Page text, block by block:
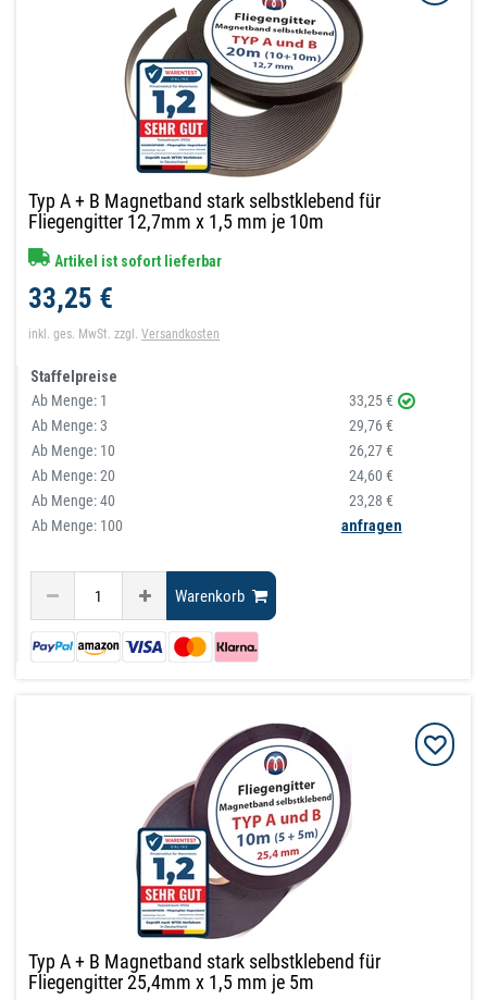
Typ A + B Magnetband stark selbstklebend für
Fliegengitter 12,7mm x 1,5 mm je 10m
Artikel ist sofort lieferbar
33,25 €
inkl. ges. MwSt. zzgl.Versandkosten
Staffelpreise
Ab Menge: 1
33,25 €
Ab Menge:3
29,76 €
Ab Menge: 10
26,27 €
Ab Menge:20
24,60 €
Ab Menge:40
23,28 €
Ab Menge: 100
anfragen
Warenkorb
Typ A + B Magnetband stark selbstklebend für
Fliegengitter 25,4mm x 1,5 mm je 5m